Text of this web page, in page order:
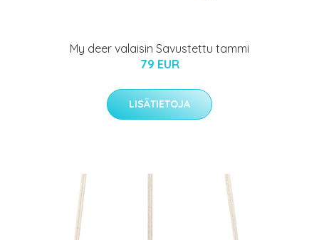
My deer valaisin Savustettu tammi
79 EUR
LISÄTIETOJA